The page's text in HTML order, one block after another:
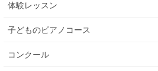
体験レッスン
子どものピアノコース
コンクール